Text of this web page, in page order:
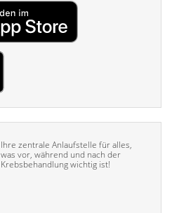
Ihre zentrale Anlaufstelle für alles,
was vor, während und nach der
Krebsbehandlung wichtig ist!